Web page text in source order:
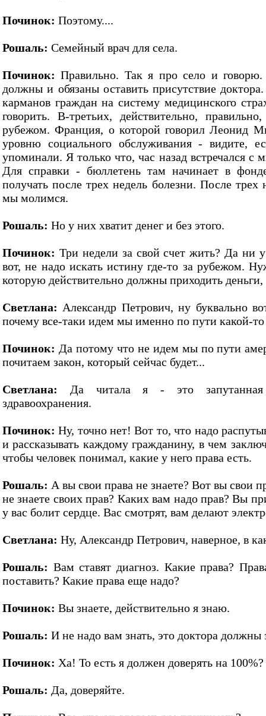
Починок: Поэтому....
Рошаль: Семейный врач для села.
Починок: Правильно. Так я про село и
должны и обязаны оставить присутствие
карманов граждан на систему медицинского
говорить. В-третьих, действительно,
рубежом. Франция, о которой говорил Леонид
уровню социального обслуживания - видите,
упоминали. Я только что, час назад встречался
Для справки - бюллетень там начинает в
получать после трех недель болезни. После
мы молимся.
Рошаль: Но у них хватит денег и без этого.
Починок: Три недели за свой счет жить? Да ни
вот, не надо искать истину где-то за рубежом.
которую действительно должны приходить
Светлана: Александр Петрович, ну буквально
почему все-таки идем мы именно по пути какой-
Починок: Да потому что не идем мы по пути
почитаем закон, который сейчас будет...
Светлана: Да читала я - это запутанная
здравоохранения.
Починок: Ну, точно нет! Вот то, что надо
и рассказывать каждому гражданину, в чем
чтобы человек понимал, какие у него права есть.
Рошаль: А вы свои права не знаете? Вот вы свои
не знаете своих прав? Каких вам надо прав? Вы
у вас болит сердце. Вас смотрят, вам делают
Светлана: Ну, Александр Петрович, наверное, в
Рошаль: Вам ставят диагноз. Какие права?
поставить? Какие права еще надо?
Починок: Вы знаете, действительно я знаю.
Рошаль: И не надо вам знать, это доктора должны
Починок: Ха! То есть я должен доверять на 100%?
Рошаль: Да, доверяйте.